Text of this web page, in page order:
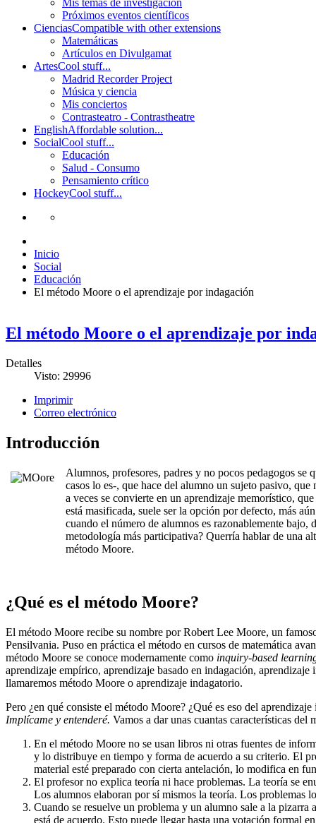
Próximos eventos científicos
CienciasCompatible with other extensions
Matemáticas
Artículos en Divulgamat
ArtesCool stuff...
Madrid Recorder Project
Música y ciencia
Mis conciertos
Contrasteatro - Contrastheatre
EnglishAffordable solution...
SocialCool stuff...
Educación
Salud - Consumo
Pensamiento crítico
HockeyCool stuff...
Inicio
Social
Educación
El método Moore o el aprendizaje por indagación
El método Moore o el aprendizaje por
Detalles
Visto: 29996
Imprimir
Correo electrónico
Introducción
Alumnos, profesores, padres y no pocos pedagogos se
casos lo es-, que hace del alumno un sujeto pasivo,
a veces se convierte en un aprendizaje memorístico,
está masificada, suele ser la opción por defecto, más
cuando el número de alumnos es razonablemente bajo,
metodología más participativa? Querría hablar de una
método Moore.
¿Qué es el método Moore?
El método Moore recibe su nombre por Robert Lee Moore, un
Pensilvania. Puso en práctica el método en cursos de matemática
método Moore se conoce modernamente como inquiry-based
aprendizaje empírico, aprendizaje basado en indagación,
llamaremos método Moore o aprendizaje indagatorio.
Pero ¿en qué consiste el método Moore? ¿Qué es eso del
Implícame y entenderé. Vamos a dar unas cuantas características
En el método Moore no se usan libros ni otras fuentes de
y lo distribuye en tiempo y forma de acuerdo a su criterio. El
material esté preparado con cierta antelación, lo modifica en
El profesor no explica teoría ni hace problemas. La teoría se
Los alumnos elaboran por sí mismos la teoría. Los problemas
Cuando se resuelve un problema y un alumno sale a la
está de acuerdo. Esto puede llegar hasta una votación formal